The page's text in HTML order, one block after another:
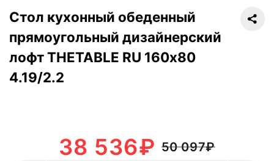
Стол кухонный обеденный
прямоугольный дизайнерский
лофт THETABLE RU 160х80
4.19/2.2
50 097₽
38 536₽